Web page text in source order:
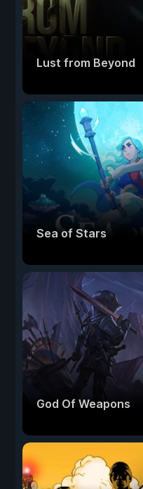
Lust from Beyond
Sea of Stars
God Of Weapons